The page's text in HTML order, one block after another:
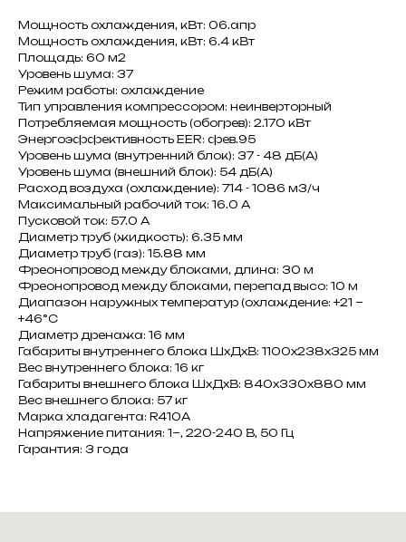
Мощность охлаждения, кВт: 06.апр
Мощность охлаждения, кВт: 6.4 кВт
Площадь: 60 м2
Уровень шума: 37
Режим работы: охлаждение
Тип управления компрессором: неинверторный
Потребляемая мощность (обогрев): 2.170 кВт
Энергоэффективность EER: фев.95
Уровень шума (внутренний блок): 37 - 48 дБ(А)
Уровень шума (внешний блок): 54 дБ(А)
Расход воздуха (охлаждение): 714 - 1086 м3/ч
Максимальный рабочий ток: 16.0 A
Пусковой ток: 57.0 A
Диаметр труб (жидкость): 6.35 мм
Диаметр труб (газ): 15.88 мм
Фреонопровод между блоками, длина: 30 м
Фреонопровод между блоками, перепад высо: 10 м
Диапазон наружных температур (охлаждение: +21 ~
+46°C
Диаметр дренажа: 16 мм
Габариты внутреннего блока ШxДxВ: 1100x238x325 мм
Вес внутреннего блока: 16 кг
Габариты внешнего блока ШxДxВ: 840x330x880 мм
Вес внешнего блока: 57 кг
Марка хладагента: R410A
Напряжение питания: 1~, 220-240 В, 50 Гц
Гарантия: 3 года